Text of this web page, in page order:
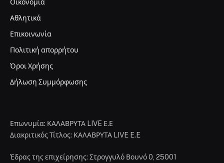
Οικονομία
Αθλητικά
Επικοινωνία
Πολιτική απορρήτου
Όροι Χρήσης
Δήλωση Συμμόρφωσης
Επωνυμία: ΚΑΛΑΒΡΥΤΑ LIVE Ε.Ε
Διακριτικός Τίτλος: ΚΑΛΑΒΡΥΤΑ LIVE E.E
Έδρας της επιχείρησης: Στρογγυλό Βουνό 0, 25001